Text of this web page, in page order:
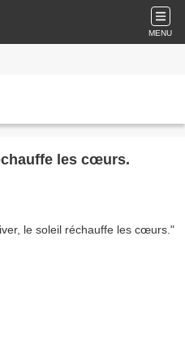
MENU
les cœurs.